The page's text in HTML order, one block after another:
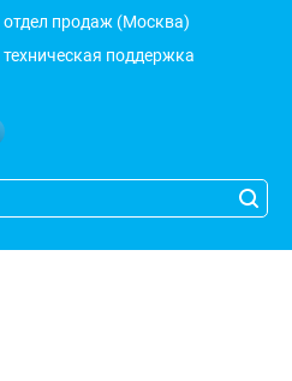
отдел продаж (Москва)
техническая поддержка